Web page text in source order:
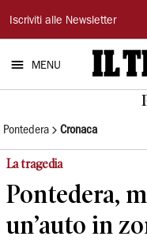
Il
Tirreno
Iscriviti alle Newsletter
MENU
Pontedera Cronaca
La tragedia
Pontedera,
un’auto in